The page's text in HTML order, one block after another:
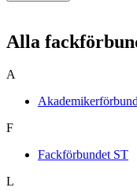
Alla
A
F
Fackförbundet ST
L